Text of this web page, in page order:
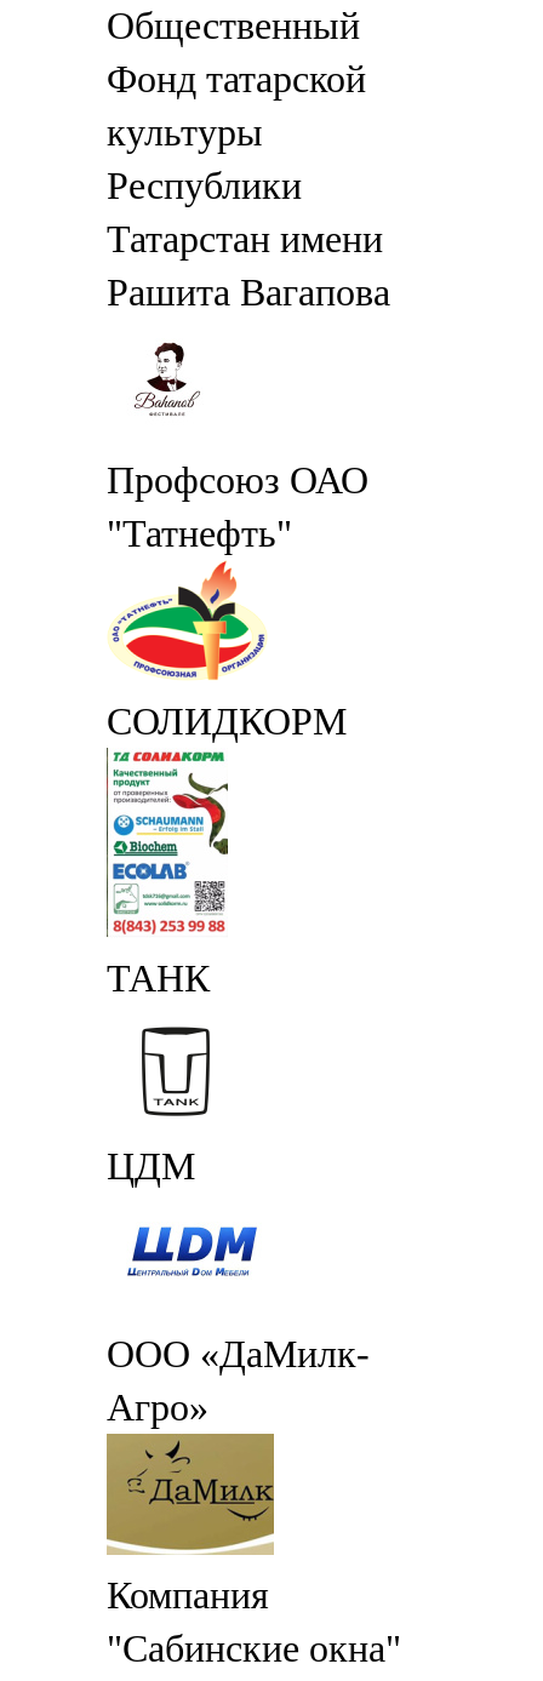
Общественный
Фонд татарской
культуры
Республики
Татарстан имени
Рашита Вагапова
Профсоюз ОАО
"Татнефть"
СОЛИДКОРМ
ТАНК
ЦДМ
ООО «ДаМилк-
Агро»
Компания
"Сабинские окна"